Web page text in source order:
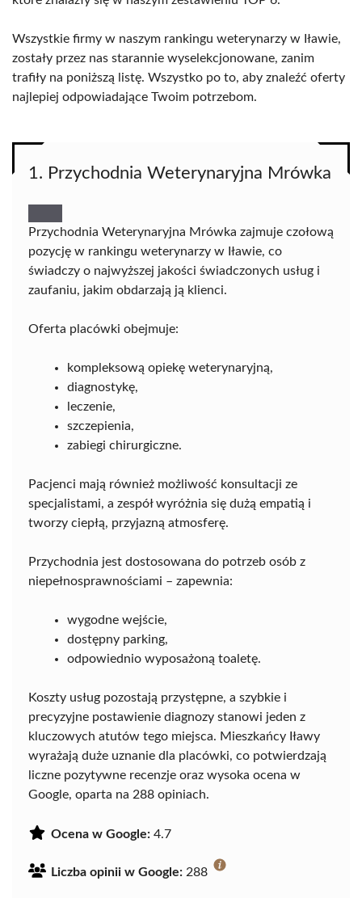
Wszystkie firmy w naszym rankingu weterynarzy w Iławie,
zostały przez nas starannie wyselekcjonowane, zanim
trafiły na poniższą listę. Wszystko po to, aby znaleźć oferty
najlepiej odpowiadające Twoim potrzebom.
1. Przychodnia Weterynaryjna Mrówka
Przychodnia Weterynaryjna Mrówka zajmuje czołową
pozycję w rankingu weterynarzy w Iławie, co
świadczy o najwyższej jakości świadczonych usług i
zaufaniu, jakim obdarzają ją klienci.
Oferta placówki obejmuje:
kompleksową opiekę weterynaryjną,
diagnostykę,
leczenie,
szczepienia,
zabiegi chirurgiczne.
Pacjenci mają również możliwość konsultacji ze
specjalistami, a zespół wyróżnia się dużą empatią i
tworzy ciepłą, przyjazną atmosferę.
Przychodnia jest dostosowana do potrzeb osób z
niepełnosprawnościami – zapewnia:
wygodne wejście,
dostępny parking,
odpowiednio wyposażoną toaletę.
Koszty usług pozostają przystępne, a szybkie i
precyzyjne postawienie diagnozy stanowi jeden z
kluczowych atutów tego miejsca. Mieszkańcy Iławy
wyrażają duże uznanie dla placówki, co potwierdzają
liczne pozytywne recenzje oraz wysoka ocena w
Google, oparta na 288 opiniach.
Ocena w Google: 4.7
Liczba opinii w Google: 288